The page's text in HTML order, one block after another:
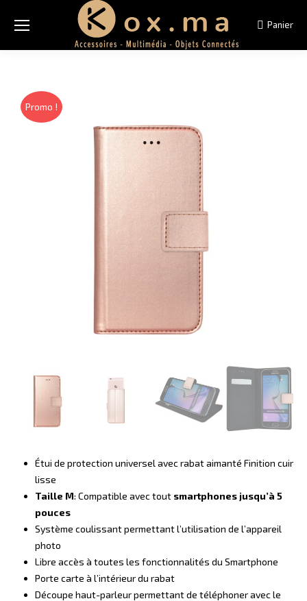
Panier
Promo !
Étui de protection universel avec rabat aimanté Finition cuir
lisse
Taille M: Compatible avec tout smartphones jusqu’à 5
pouces
Système coulissant permettant l’utilisation de l’appareil
photo
Libre accès à toutes les fonctionnalités du Smartphone
Porte carte à l’intérieur du rabat
Découpe haut-parleur permettant de téléphoner avec le